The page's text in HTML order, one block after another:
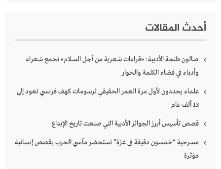
أحدث المقالات
صالون طنجة الأدبية: «قراءات شعرية من أجل السلام» تجمع شعراء
وأدباء في فضاء الكلمة والحوار
علماء يحددون لأول مرة العمر الحقيقي لرسومات كهف فرنسي تعود إلى
13 ألف عام
قصص تأسيس أبرز الجوائز الأدبية التي صنعت تاريخ الإبداع
مسرحية “خمسون دقيقة في غزة” تستحضر مآسي الحرب بقصص إنسانية
مؤثرة